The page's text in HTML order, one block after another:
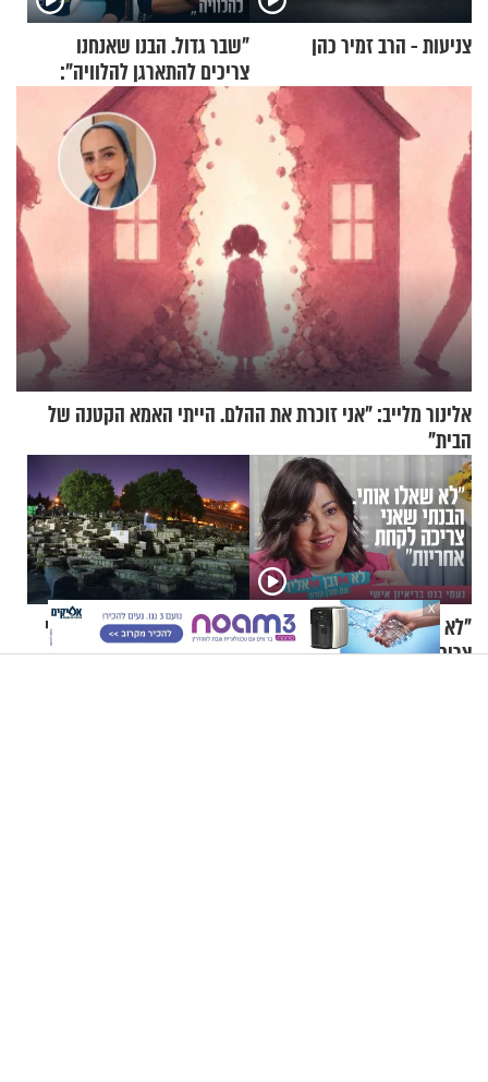
צניעות - הרב זמיר כהן
"שבר גדול. הבנו שאנחנו
צריכים להתארגן להלוויה":
זוגיות במבחן, הפעם עם מרים
וגד דנינו
אלינור מלייב: "אני זוכרת את ההלם. הייתי האמא הקטנה של
הבית"
"לא שאלו אותי. הבנתי שאני
צריכה לקחת אחריות": נעמי
454 שנה לפטירתו של האר"י
הקדוש: 10 עובדות על גדול
X